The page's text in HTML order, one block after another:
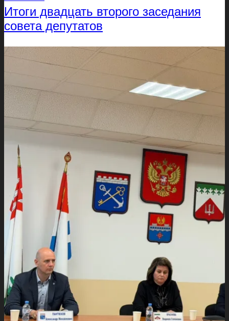
Итоги двадцать второго заседания
совета депутатов